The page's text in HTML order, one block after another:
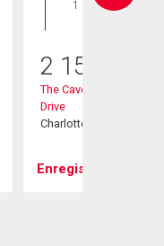
1 CAC , 1
2 150
The Cavendish 25 Capital
Drive
Charlottetown, PE
Enregistrer